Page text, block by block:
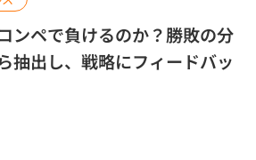
ンペで負けるのか？勝敗の分
抽出し、戦略にフィードバッ